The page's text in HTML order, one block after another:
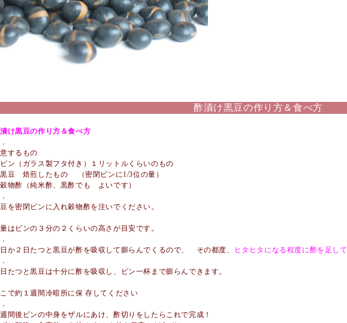
酢漬け黒豆の作り方＆食べ方
け黒豆の作り方＆食べ方
するもの
ビン（ガラス製フタ付き）１リットルくらいのもの
黒豆 焙煎したもの （密閉ビンに1/3位の量）
穀物酢（純米酢、黒酢でも よいです）
を密閉ビンに入れ穀物酢を注いでください。
はビンの３分の２くらいの高さが目安です。
日か２日たつと黒豆が酢を吸収して膨らんでくるので、 その都度、
ヒタヒタになる程度に酢を足して
たつと黒豆は十分に酢を吸収し、ビン一杯まで膨らんできます。
で約１週間冷暗所に保 存してください
週間後ビンの中身をザルにあけ、酢切りをしたらこれで完成！